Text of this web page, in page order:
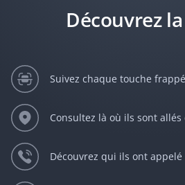
Découvrez
Suivez chaque touche
Consultez là où ils sont
Découvrez qui ils ont appelé